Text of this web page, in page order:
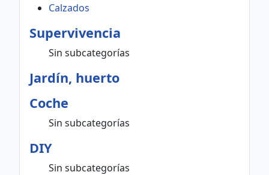
Calzados
Supervivencia
Sin subcategorías
Jardín, huerto
Coche
Sin subcategorías
DIY
Sin subcategorías